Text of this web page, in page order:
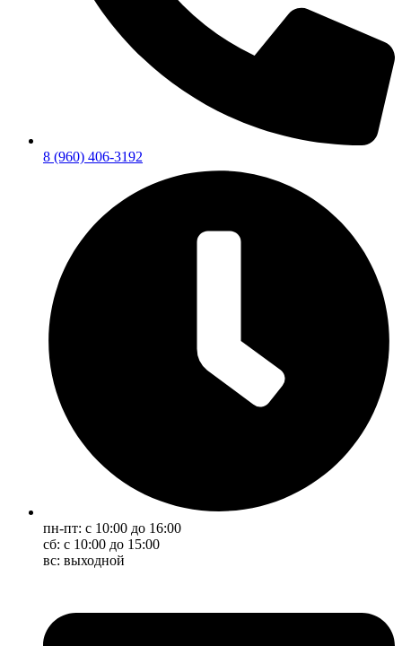
8 (960) 406-3192
пн-пт: с 10:00 до 16:00
сб: с 10:00 до 15:00
вс: выходной